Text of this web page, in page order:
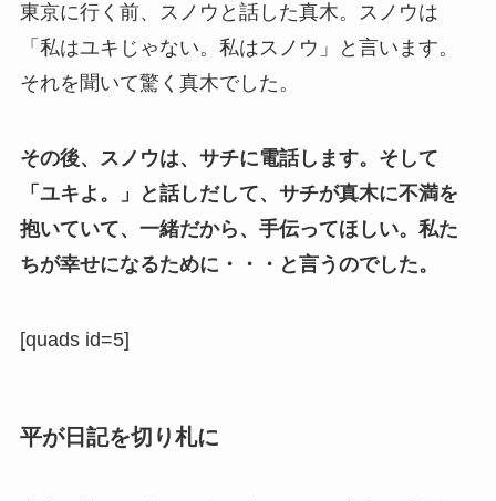
東京に行く前、スノウと話した真木。スノウは
「私はユキじゃない。私はスノウ」と言います。
それを聞いて驚く真木でした。
その後、スノウは、サチに電話します。そして
「ユキよ。」と話しだして、サチが真木に不満を
抱いていて、一緒だから、手伝ってほしい。私た
ちが幸せになるために・・・と言うのでした。
[quads id=5]
平が日記を切り札に